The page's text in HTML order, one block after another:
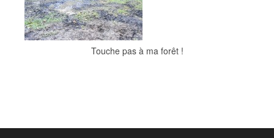
Touche pas à ma forêt !